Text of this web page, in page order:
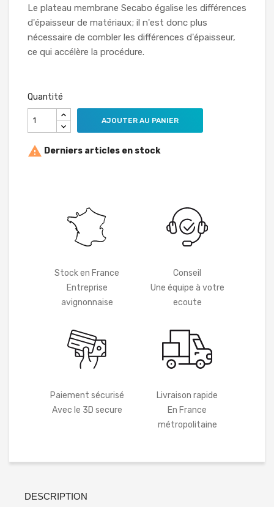
Le plateau membrane Secabo égalise les différences
d'épaisseur de matériaux; il n'est donc plus
nécessaire de combler les différences d'épaisseur,
ce qui accélère la procédure.
Quantité
AJOUTER AU PANIER
 Derniers articles en stock
Stock en France
Entreprise
avignonnaise
Conseil
Une équipe à votre
ecoute
Paiement sécurisé
Avec le 3D secure
Livraison rapide
En France
métropolitaine
DESCRIPTION